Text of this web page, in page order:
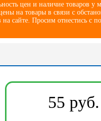
цен и наличие товаров у
на товары в связи с
сайте. Просим отнестись с
55 руб.